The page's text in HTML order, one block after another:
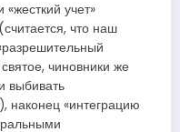
«жесткий учет»
что наш
чиновники же
выбивать
наконец «интеграцию